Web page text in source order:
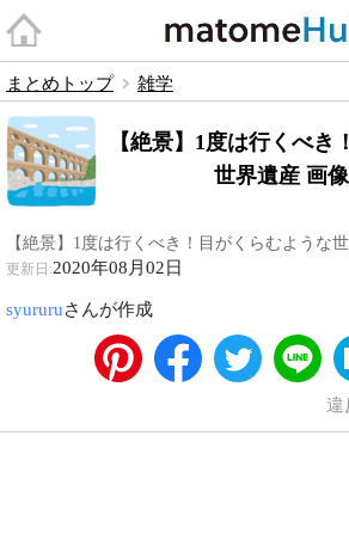
まとめトップ 雑学
【絶景】1度は行くべき
世界遺産 画
【絶景】1度は行くべき！目がくらむような
更新日:2020年08月02日
syururuさんが作成
違